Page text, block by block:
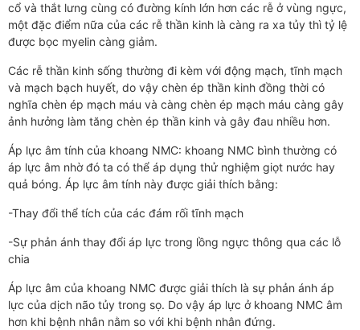
cổ và thắt lưng cùng có đường kính lớn hơn các rễ ở vùng ngực,
một đặc điểm nữa của các rễ thần kinh là càng ra xa tủy thì tỷ lệ
được bọc myelin càng giảm.
Các rễ thần kinh sống thường đi kèm với động mạch, tĩnh mạch
và mạch bạch huyết, do vậy chèn ép thần kinh đồng thời có
nghĩa chèn ép mạch máu và càng chèn ép mạch máu càng gây
ảnh hưởng làm tăng chèn ép thần kinh và gây đau nhiều hơn.
Áp lực âm tính của khoang NMC: khoang NMC bình thường có
áp lực âm nhờ đó ta có thể áp dụng thử nghiệm giọt nước hay
quả bóng. Áp lực âm tính này được giải thích bằng:
-Thay đổi thể tích của các đám rối tĩnh mạch
-Sự phản ánh thay đổi áp lực trong lồng ngực thông qua các lỗ
chia
Áp lực âm của khoang NMC được giải thích là sự phản ánh áp
lực của dịch não tủy trong sọ. Do vậy áp lực ở khoang NMC âm
hơn khi bệnh nhân nằm so với khi bệnh nhân đứng.